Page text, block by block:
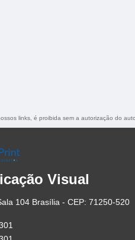
links, é proibida sem a autorização do
Visual
104 Brasília - CEP: 71250-520